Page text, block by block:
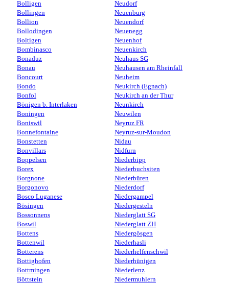
Bolligen
Bollingen
Bollion
Bollodingen
Boltigen
Bombinasco
Bonaduz
Bonau
Boncourt
Bondo
Bonfol
Bönigen b. Interlaken
Boningen
Boniswil
Bonnefontaine
Bonstetten
Bonvillars
Boppelsen
Borex
Borgnone
Borgonovo
Bosco Luganese
Bösingen
Bossonnens
Boswil
Bottens
Bottenwil
Botterens
Bottighofen
Bottmingen
Böttstein
Neudorf
Neuenburg
Neuendorf
Neuenegg
Neuenhof
Neuenkirch
Neuhaus SG
Neuhausen am Rheinfall
Neuheim
Neukirch (Egnach)
Neukirch an der Thur
Neunkirch
Neuwilen
Neyruz FR
Neyruz-sur-Moudon
Nidau
Nidfurn
Niederbipp
Niederbuchsiten
Niederbüren
Niederdorf
Niedergampel
Niedergesteln
Niederglatt SG
Niederglatt ZH
Niedergösgen
Niederhasli
Niederhelfenschwil
Niederhünigen
Niederlenz
Niedermuhlern